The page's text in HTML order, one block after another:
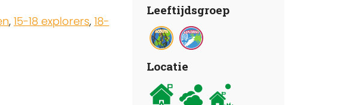
, 15-18 explorers, 18-
Leeftijdsgroep
Locatie